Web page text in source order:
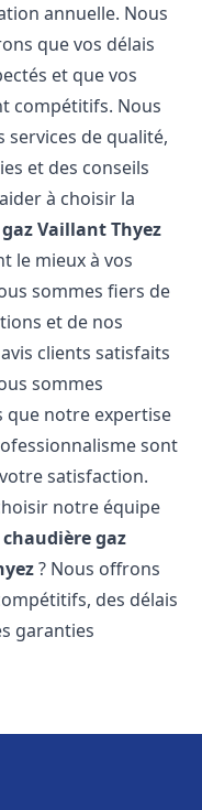
annuelle. Nous
que vos délais
et que vos
compétitifs. Nous
services de qualité,
et des conseils
à choisir la
VaillantThyez
le mieux à vos
sommes fiers de
et de nos
clients satisfaits
sommes
que notre expertise
sont
satisfaction.
notre équipe
chaudière gaz
? Nous offrons
des délais
garanties